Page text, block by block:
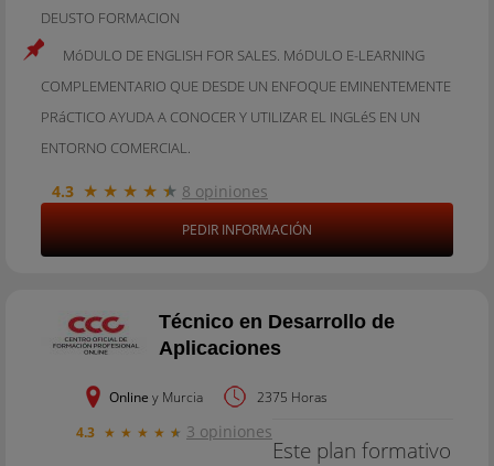
DEUSTO FORMACION
MóDULO DE ENGLISH FOR SALES. MóDULO E-LEARNING
COMPLEMENTARIO QUE DESDE UN ENFOQUE EMINENTEMENTE
PRáCTICO AYUDA A CONOCER Y UTILIZAR EL INGLéS EN UN
ENTORNO COMERCIAL.
4.3 ★ ★ ★ ★ ★ 8 opiniones
PEDIR INFORMACIÓN
Técnico en Desarrollo de
Aplicaciones
Online y Murcia
2375 Horas
4.3 ★ ★ ★ ★ ★ 3 opiniones
Este plan formativo